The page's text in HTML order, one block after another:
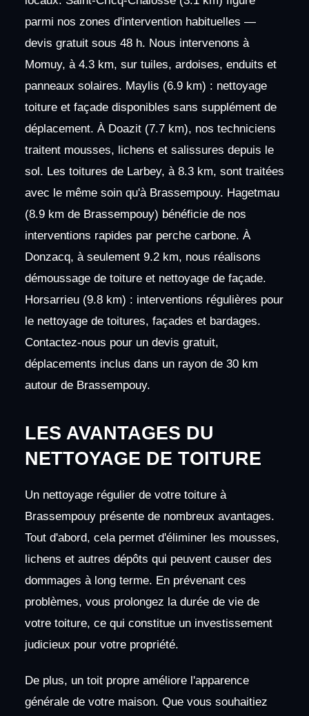
parmi nos zones d'intervention habituelles —
devis gratuit sous 48 h. Nous intervenons à
Momuy, à 4.3 km, sur tuiles, ardoises, enduits et
panneaux solaires. Maylis (6.9 km) : nettoyage
toiture et façade disponibles sans supplément de
déplacement. À Doazit (7.7 km), nos techniciens
traitent mousses, lichens et salissures depuis le
sol. Les toitures de Larbey, à 8.3 km, sont traitées
avec le même soin qu'à Brassempouy. Hagetmau
(8.9 km de Brassempouy) bénéficie de nos
interventions rapides par perche carbone. À
Donzacq, à seulement 9.2 km, nous réalisons
démoussage de toiture et nettoyage de façade.
Horsarrieu (9.8 km) : interventions régulières pour
le nettoyage de toitures, façades et bardages.
Contactez-nous pour un devis gratuit,
déplacements inclus dans un rayon de 30 km
autour de Brassempouy.
LES AVANTAGES DU
NETTOYAGE DE TOITURE
Un nettoyage régulier de votre toiture à
Brassempouy présente de nombreux avantages.
Tout d'abord, cela permet d'éliminer les mousses,
lichens et autres dépôts qui peuvent causer des
dommages à long terme. En prévenant ces
problèmes, vous prolongez la durée de vie de
votre toiture, ce qui constitue un investissement
judicieux pour votre propriété.
De plus, un toit propre améliore l'apparence
générale de votre maison. Que vous souhaitiez